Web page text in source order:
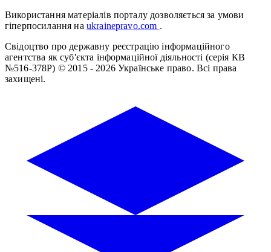
Використання матеріалів порталу дозволяється за умови
гіперпосилання на ukrainepravo.com .
Свідоцтво про державну реєстрацію інформаційного
агентства як суб'єкта інформаційної діяльності (серія КВ
№516-378Р) © 2015 - 2026 Українське право. Всі права
захищені.